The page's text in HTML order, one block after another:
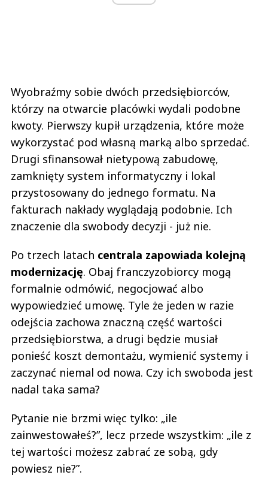
Wyobraźmy sobie dwóch przedsiębiorców,
którzy na otwarcie placówki wydali podobne
kwoty. Pierwszy kupił urządzenia, które może
wykorzystać pod własną marką albo sprzedać.
Drugi sfinansował nietypową zabudowę,
zamknięty system informatyczny i lokal
przystosowany do jednego formatu. Na
fakturach nakłady wyglądają podobnie. Ich
znaczenie dla swobody decyzji - już nie.
Po trzech latach centrala zapowiada kolejną
modernizację. Obaj franczyzobiorcy mogą
formalnie odmówić, negocjować albo
wypowiedzieć umowę. Tyle że jeden w razie
odejścia zachowa znaczną część wartości
przedsiębiorstwa, a drugi będzie musiał
ponieść koszt demontażu, wymienić systemy i
zaczynać niemal od nowa. Czy ich swoboda jest
nadal taka sama?
Pytanie nie brzmi więc tylko: „ile
zainwestowałeś?”, lecz przede wszystkim: „ile z
tej wartości możesz zabrać ze sobą, gdy
powiesz nie?”.